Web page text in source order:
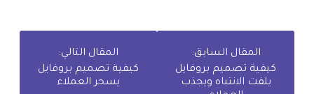
المقال السابق:
كيفية تصميم بروفايل
يلفت الانتباه ويجذب
المقال التالي:
كيفية تصميم بروفايل
يسحر العملاء